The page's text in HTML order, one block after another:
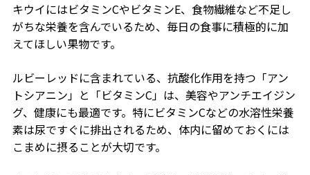
キウイにはビタミンCやビタミンE、食物繊維など不足し
がちな栄養を含んでいるため、毎日の食事に積極的に加
えてほしい果物です。
ルビーレッドに含まれている、抗酸化作用を持つ「アン
トシアニン」と「ビタミンC」は、美容やアンチエイジン
グ、健康にも最適です。特にビタミンCなどの水溶性栄養
素は尿ですぐに排出されるため、体内に留めておくには
こまめに摂ることが大切です。